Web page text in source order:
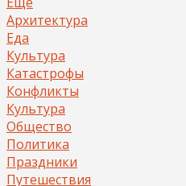
Архитектура
Еда
Культура
Катастрофы
Конфликты
Культура
Общество
Политика
Праздники
Путешествия